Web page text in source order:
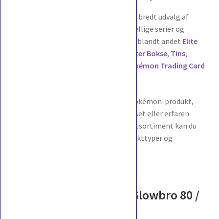
Hos pokemonportalen.dk finder du et bredt udvalg af
Pokémon produkter fra mange forskellige serier og
udgivelser. Vores sortiment omfatter blandt andet Elite
Booster Bokse, Tins,
Pokémon Trading Card
Vi gør det nemt at finde det rigtige Pokémon-produkt,
uanset om du er ny i Pokémon-universet eller erfaren
samler. Via vores overskuelige produktsortiment kan du
hurtigt navigere mellem serier, produkttyper og
Indhold og varianter i Slowbro 80 /